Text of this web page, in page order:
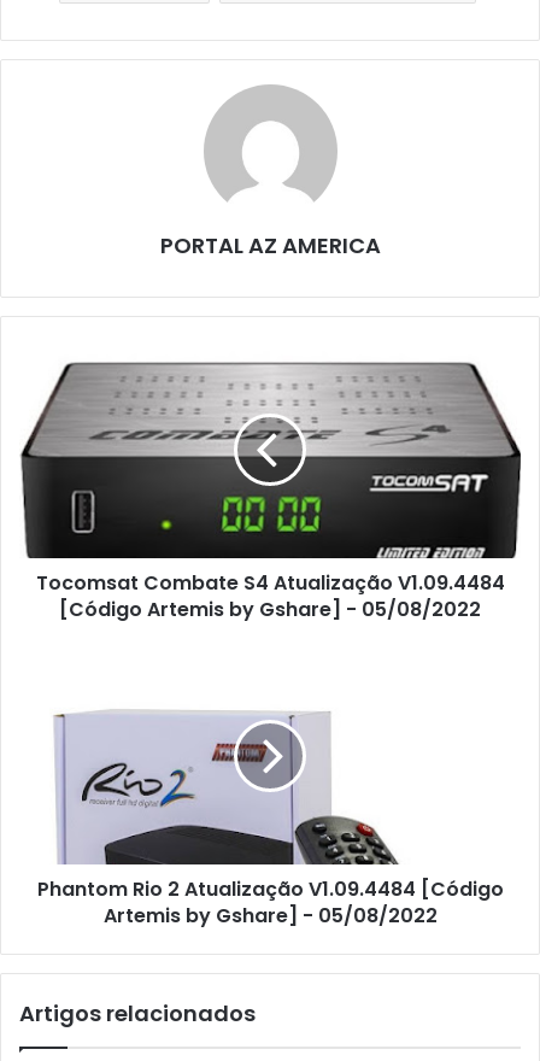
PORTAL AZ AMERICA
Tocomsat Combate S4 Atualização V1.09.4484
[Código Artemis by Gshare] - 05/08/2022
Phantom Rio 2 Atualização V1.09.4484 [Código
Artemis by Gshare] - 05/08/2022
Artigos relacionados